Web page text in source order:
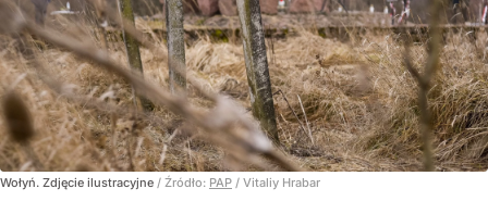
Wołyń. Zdjęcie ilustracyjne / Źródło: PAP / Vitaliy Hrabar